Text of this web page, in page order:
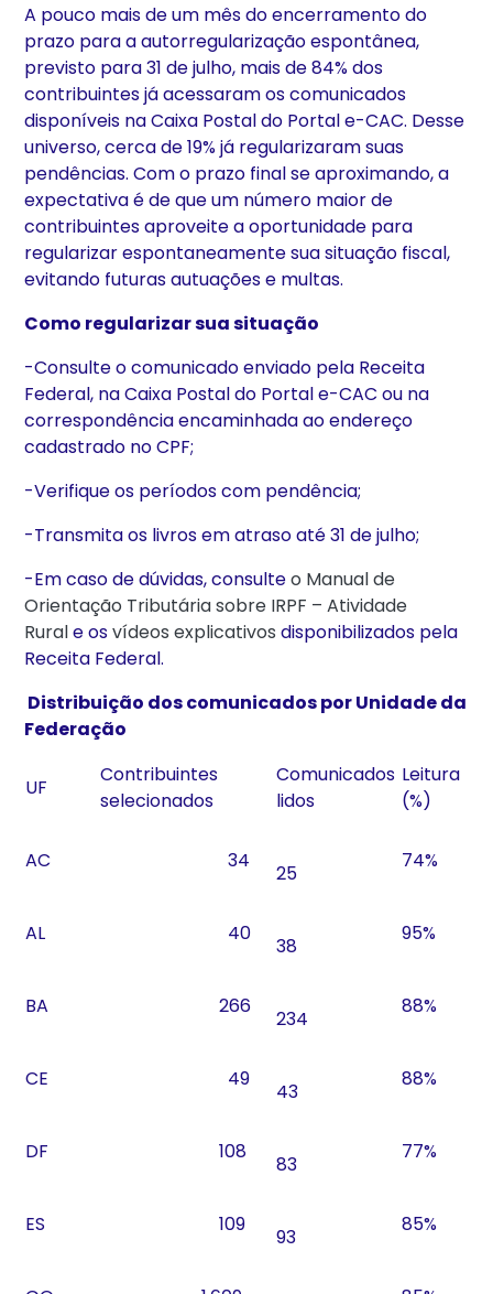
A pouco mais de um mês do encerramento do
prazo para a autorregularização espontânea,
previsto para 31 de julho, mais de 84% dos
contribuintes já acessaram os comunicados
disponíveis na Caixa Postal do Portal e-CAC. Desse
universo, cerca de 19% já regularizaram suas
pendências. Com o prazo final se aproximando, a
expectativa é de que um número maior de
contribuintes aproveite a oportunidade para
regularizar espontaneamente sua situação fiscal,
evitando futuras autuações e multas.
Como regularizar sua situação
-Consulte o comunicado enviado pela Receita
Federal, na Caixa Postal do Portal e-CAC ou na
correspondência encaminhada ao endereço
cadastrado no CPF;
-Verifique os períodos com pendência;
-Transmita os livros em atraso até 31 de julho;
-Em caso de dúvidas, consulteo Manual de
Orientação Tributária sobre IRPF – Atividade
Rurale osvídeos explicativos disponibilizados pela
Receita Federal.
Distribuição dos comunicados por Unidade da
Federação
UF
Contribuintes
selecionados
Comunicados
lidos
Leitura
(%)
AC 34
25
74%
AL 40
38
95%
BA 266
234
88%
CE 49
43
88%
DF 108
83
77%
ES 109
93
85%